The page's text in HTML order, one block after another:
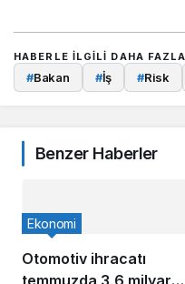
HABERLE ILGILI DAHA
#Bakan #İş #Risk
Benzer Haberler
Otomotiv ihracatı
Ekonomi